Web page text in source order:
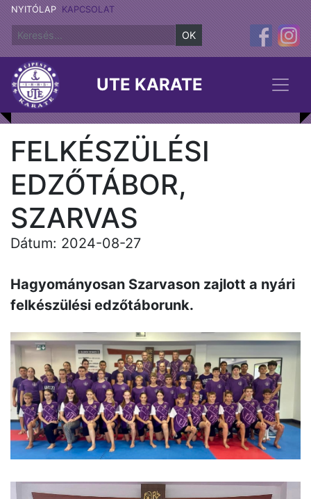
NYITÓLAP KAPCSOLAT
OK
UTE KARATE
FELKÉSZÜLÉSI
EDZŐTÁBOR,
SZARVAS
Dátum: 2024-08-27
Hagyományosan Szarvason zajlott a nyári
felkészülési edzőtáborunk.